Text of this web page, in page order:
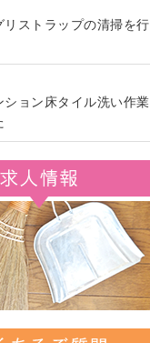
ストラップの清掃を行
ョン床タイル洗い作業